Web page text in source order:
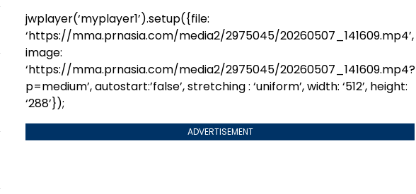
jwplayer(‘myplayer1’).setup({file:
‘https://mma.prnasia.com/media2/2975045/20260507_141609.mp4’,
image:
‘https://mma.prnasia.com/media2/2975045/20260507_141609.mp4?
p=medium’, autostart:’false’, stretching : ‘uniform’, width: ‘512’, height:
‘288’});
ADVERTISEMENT